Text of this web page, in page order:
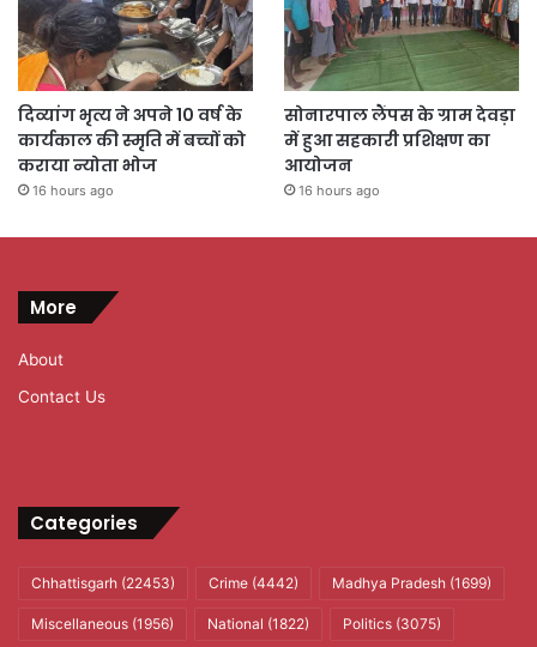
दिव्यांग भृत्य ने अपने 10 वर्ष के
कार्यकाल की स्मृति में बच्चों को
कराया न्योता भोज
16 hours ago
सोनारपाल लैंपस के ग्राम देवड़ा
में हुआ सहकारी प्रशिक्षण का
आयोजन
16 hours ago
More
About
Contact Us
Categories
Chhattisgarh (22453) Crime (4442) Madhya Pradesh (1699)
Miscellaneous (1956) National (1822) Politics (3075)